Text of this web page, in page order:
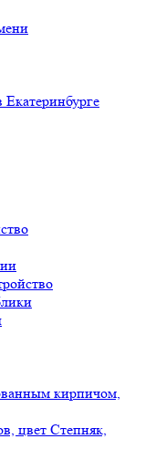
кирпичом,
цвет Степняк,